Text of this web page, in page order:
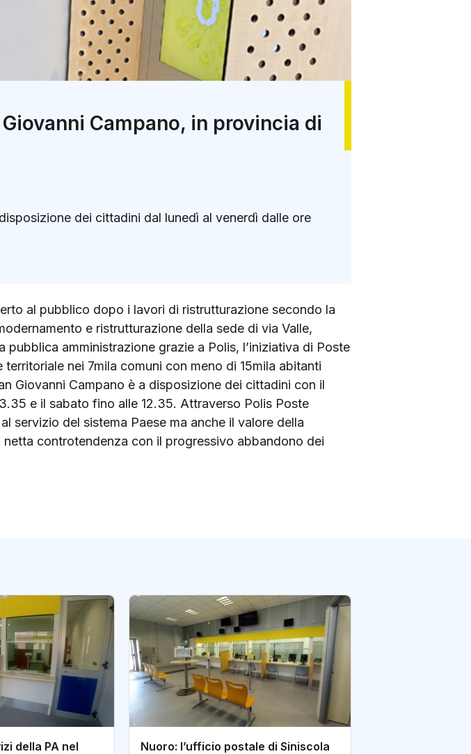
Campano, in provincia di
dei cittadini dal lunedì al venerdì dalle ore
al pubblico dopo i lavori di ristrutturazione secondo la
e ristrutturazione della sede di via Valle,
amministrazione grazie a Polis, l’iniziativa di Poste
nei 7mila comuni con meno di 15mila abitanti
Giovanni Campano è a disposizione dei cittadini con il
e il sabato fino alle 12.35. Attraverso Polis Poste
servizio del sistema Paese ma anche il valore della
controtendenza con il progressivo abbandono dei
della PA nel Nuoro: l’ufficio postale di Siniscola